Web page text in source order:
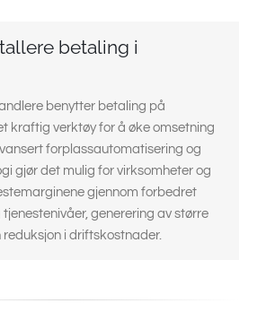
betaling i
benytter betaling på
kraftig verktøy for å øke omsetning
forplassautomatisering og
gjør det mulig for virksomheter og
gjennom forbedret
generering av større
i driftskostnader.